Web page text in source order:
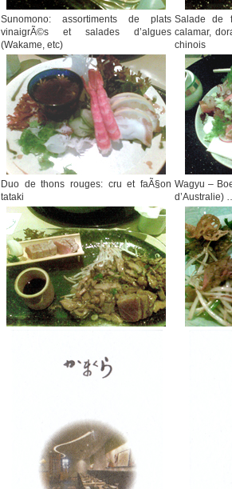
Sunomono: assortiments de plats
vinaigrÃ©s et salades d’algues
(Wakame, etc)
Salade de
calamar,
chinois
Duo de thons rouges: cru et faÃ§on
tataki
Wagyu –
d’Australie)